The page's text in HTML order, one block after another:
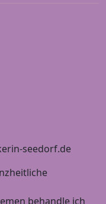
seedorf.de
behandle ich